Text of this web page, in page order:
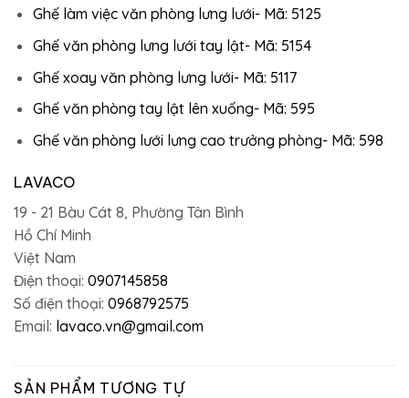
Ghế làm việc văn phòng lưng lưới- Mã: 5125
Ghế văn phòng lưng lưới tay lật- Mã: 5154
Ghế xoay văn phòng lưng lưới- Mã: 5117
Ghế văn phòng tay lật lên xuống- Mã: 595
Ghế văn phòng lưới lưng cao trưởng phòng- Mã: 598
LAVACO
19 - 21 Bàu Cát 8, Phường Tân Bình
Hồ Chí Minh
Việt Nam
Điện thoại: 0907145858
Số điện thoại: 0968792575
Email: lavaco.vn@gmail.com
SẢN PHẨM TƯƠNG TỰ